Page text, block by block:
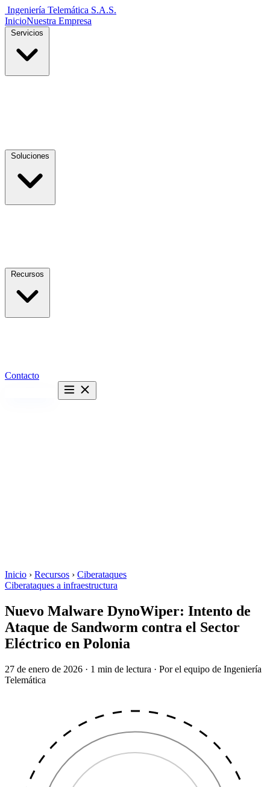
Ingeniería Telemática S.A.S.
InicioNuestra Empresa
Contacto
Inicio › Recursos › Ciberataques
Ciberataques a infraestructura
Nuevo Malware DynoWiper: Intento de
Ataque de Sandworm contra el Sector
Eléctrico en Polonia
27 de enero de 2026 · 1 min de lectura · Por el equipo de Ingeniería
Telemática